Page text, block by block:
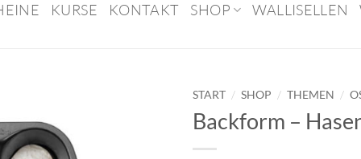
KURSE KONTAKT SHOP WALLISELLEN
START / SHOP / THEMEN /
Backform –